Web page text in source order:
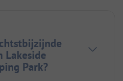
Lakeside
Park?